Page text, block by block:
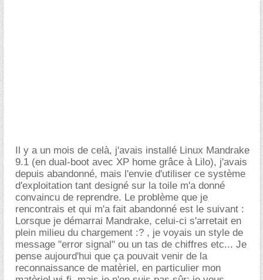
Il y a un mois de celà, j'avais installé Linux Mandrake
9.1 (en dual-boot avec XP home grâce à Lilo), j'avais
depuis abandonné, mais l'envie d'utiliser ce système
d'exploitation tant designé sur la toile m'a donné
convaincu de reprendre. Le problème que je
rencontrais et qui m'a fait abandonné est le suivant :
Lorsque je démarrai Mandrake, celui-ci s'arretait en
plein milieu du chargement :? , je voyais un style de
message "error signal" ou un tas de chiffres etc... Je
pense aujourd'hui que ça pouvait venir de la
reconnaissance de matèriel, en particulier mon